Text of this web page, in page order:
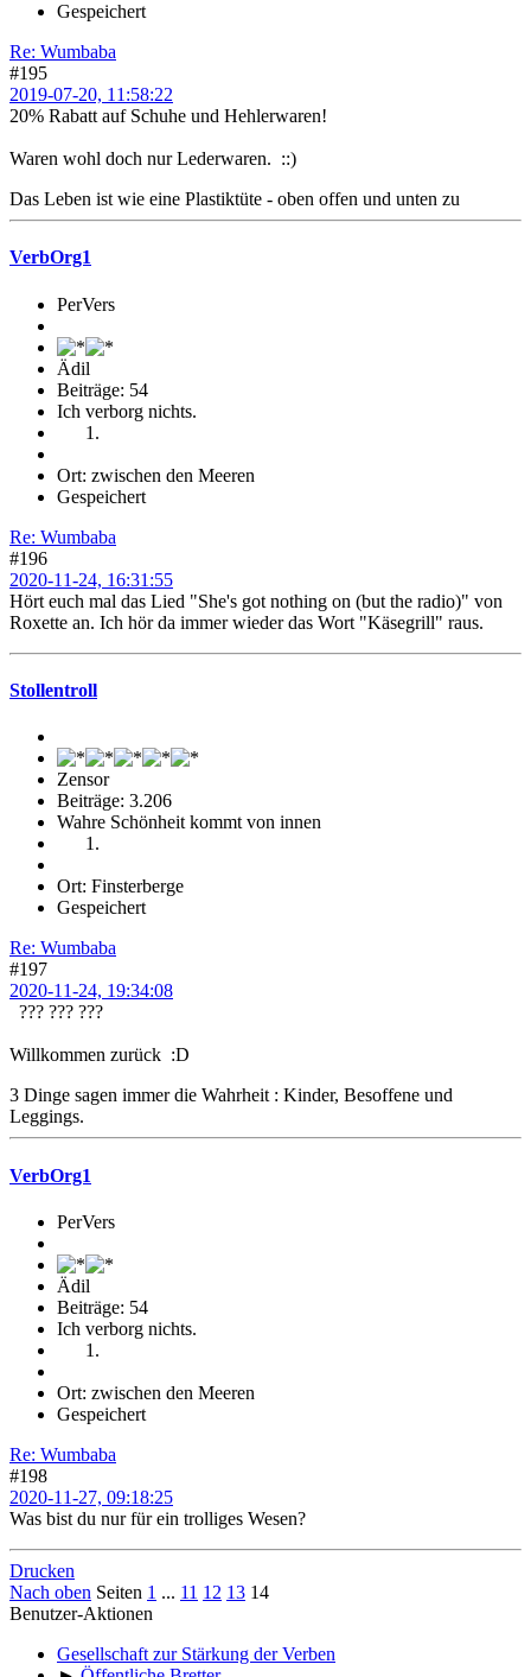
Gespeichert
Re: Wumbaba
#195
2019-07-20, 11:58:22
20% Rabatt auf Schuhe und Hehlerwaren!
Waren wohl doch nur Lederwaren. ::)
Das Leben ist wie eine Plastiktüte - oben offen und unten zu
VerbOrg1
PerVers
Ädil
Beiträge: 54
Ich verborg nichts.
Ort: zwischen den Meeren
Gespeichert
Re: Wumbaba
#196
2020-11-24, 16:31:55
Hört euch mal das Lied "She's got nothing on (but the radio)" von
Roxette an. Ich hör da immer wieder das Wort "Käsegrill" raus.
Stollentroll
Zensor
Beiträge: 3.206
Wahre Schönheit kommt von innen
Ort: Finsterberge
Gespeichert
Re: Wumbaba
#197
2020-11-24, 19:34:08
??? ??? ???
Willkommen zurück :D
3 Dinge sagen immer die Wahrheit : Kinder, Besoffene und
Leggings.
VerbOrg1
PerVers
Ädil
Beiträge: 54
Ich verborg nichts.
Ort: zwischen den Meeren
Gespeichert
Re: Wumbaba
#198
2020-11-27, 09:18:25
Was bist du nur für ein trolliges Wesen?
Drucken
Nach oben Seiten 1 ... 11 12 13 14
Benutzer-Aktionen
Gesellschaft zur Stärkung der Verben